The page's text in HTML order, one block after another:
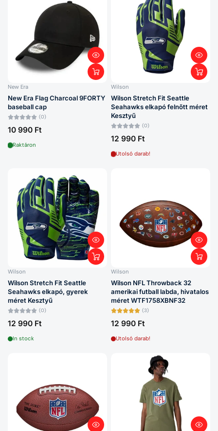
New Era
New Era Flag Charcoal 9FORTY
baseball cap
(0)
10 990 Ft
Raktáron
Wilson
Wilson Stretch Fit Seattle
Seahawks elkapó felnőtt méret
Kesztyű
(0)
12 990 Ft
Utolsó darab!
Wilson
Wilson Stretch Fit Seattle
Seahawks elkapó, gyerek
méret Kesztyű
(0)
12 990 Ft
In stock
Wilson
Wilson NFL Throwback 32
amerikai futball labda, hivatalos
méret WTF1758XBNF32
(3)
12 990 Ft
Utolsó darab!